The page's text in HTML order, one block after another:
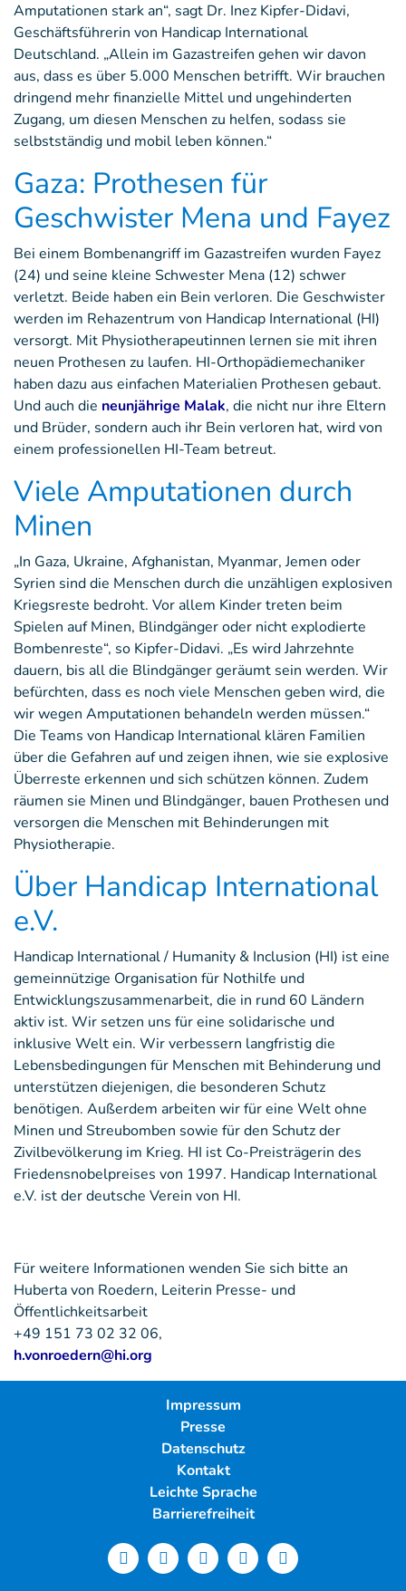
Amputationen stark an“, sagt Dr. Inez Kipfer-Didavi,
Geschäftsführerin von Handicap International
Deutschland. „Allein im Gazastreifen gehen wir davon
aus, dass es über 5.000 Menschen betrifft. Wir brauchen
dringend mehr finanzielle Mittel und ungehinderten
Zugang, um diesen Menschen zu helfen, sodass sie
selbstständig und mobil leben können.“
Gaza: Prothesen für
Geschwister Mena und Fayez
Bei einem Bombenangriff im Gazastreifen wurden Fayez
(24) und seine kleine Schwester Mena (12) schwer
verletzt. Beide haben ein Bein verloren. Die Geschwister
werden im Rehazentrum von Handicap International (HI)
versorgt. Mit Physiotherapeutinnen lernen sie mit ihren
neuen Prothesen zu laufen. HI-Orthopädiemechaniker
haben dazu aus einfachen Materialien Prothesen gebaut.
Und auch die neunjährige Malak, die nicht nur ihre Eltern
und Brüder, sondern auch ihr Bein verloren hat, wird von
einem professionellen HI-Team betreut.
Viele Amputationen durch
Minen
„In Gaza, Ukraine, Afghanistan, Myanmar, Jemen oder
Syrien sind die Menschen durch die unzähligen explosiven
Kriegsreste bedroht. Vor allem Kinder treten beim
Spielen auf Minen, Blindgänger oder nicht explodierte
Bombenreste“, so Kipfer-Didavi. „Es wird Jahrzehnte
dauern, bis all die Blindgänger geräumt sein werden. Wir
befürchten, dass es noch viele Menschen geben wird, die
wir wegen Amputationen behandeln werden müssen.“
Die Teams von Handicap International klären Familien
über die Gefahren auf und zeigen ihnen, wie sie explosive
Überreste erkennen und sich schützen können. Zudem
räumen sie Minen und Blindgänger, bauen Prothesen und
versorgen die Menschen mit Behinderungen mit
Physiotherapie.
Über Handicap International
e.V.
Handicap International / Humanity & Inclusion (HI) ist eine
gemeinnützige Organisation für Nothilfe und
Entwicklungszusammenarbeit, die in rund 60 Ländern
aktiv ist. Wir setzen uns für eine solidarische und
inklusive Welt ein. Wir verbessern langfristig die
Lebensbedingungen für Menschen mit Behinderung und
unterstützen diejenigen, die besonderen Schutz
benötigen. Außerdem arbeiten wir für eine Welt ohne
Minen und Streubomben sowie für den Schutz der
Zivilbevölkerung im Krieg. HI ist Co-Preisträgerin des
Friedensnobelpreises von 1997. Handicap International
e.V. ist der deutsche Verein von HI.
Für weitere Informationen wenden Sie sich bitte an
Huberta von Roedern, Leiterin Presse- und
Öffentlichkeitsarbeit
+49 151 73 02 32 06,
h.vonroedern@hi.org
Impressum
Presse
Datenschutz
Kontakt
Leichte Sprache
Barrierefreiheit